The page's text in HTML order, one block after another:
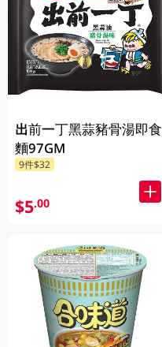
出前一丁黑蒜豬骨湯即食
麵97GM
9件$32
$5.00